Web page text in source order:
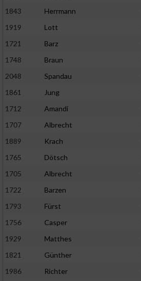
1843
Herrmann
1919
Lott
1721
Barz
1748
Braun
2048
Spandau
1861
Jung
1712
Amandi
1707
Albrecht
1889
Krach
1765
Dötsch
1705
Albrecht
1722
Barzen
1793
Fürst
1756
Casper
1929
Matthes
1821
Günther
1986
Richter